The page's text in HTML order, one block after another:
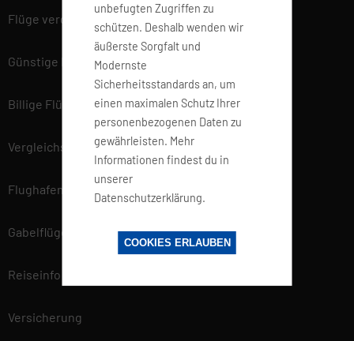
unbefugten Zugriffen zu
schützen. Deshalb wenden wir
äußerste Sorgfalt und
Modernste
Sicherheitsstandards an, um
einen maximalen Schutz Ihrer
personenbezogenen Daten zu
gewährleisten. Mehr
Informationen findest du in
unserer
Datenschutzerklärung.
COOKIES ERLAUBEN
Flüge vergleichen
Günstige Flüge
Billige Flüge
Vergleichsportal
Flughafen Informationen
Gabelflüge
Reiseinfo
Versicherung